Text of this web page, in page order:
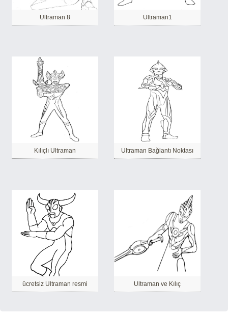
Ultraman 8 Ultraman1
Kılıçlı Ultraman Ultraman Bağlantı Noktası
ücretsiz Ultraman resmi Ultraman ve Kılıç